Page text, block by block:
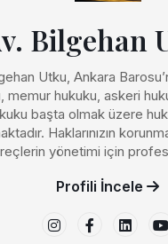
Bilgehan
Utku, Ankara
memur hukuku, askeri
başta olmak üzere
Haklarınızın
yönetimi için
Profili İncele